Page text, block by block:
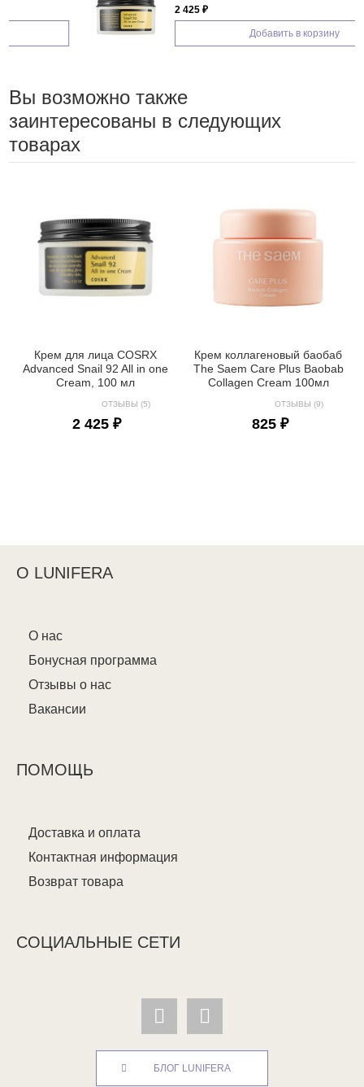
2 425 ₽
Добавить в корзину
Вы возможно также
заинтересованы в следующих
товарах
Крем для лица COSRX
Advanced Snail 92 All in one
Cream, 100 мл
ОТЗЫВЫ (5)
2 425 ₽
Крем коллагеновый баобаб
The Saem Care Plus Baobab
Collagen Cream 100мл
ОТЗЫВЫ (9)
825 ₽
О LUNIFERA
О нас
Бонусная программа
Отзывы о нас
Вакансии
ПОМОЩЬ
Доставка и оплата
Контактная информация
Возврат товара
СОЦИАЛЬНЫЕ СЕТИ
БЛОГ LUNIFERA